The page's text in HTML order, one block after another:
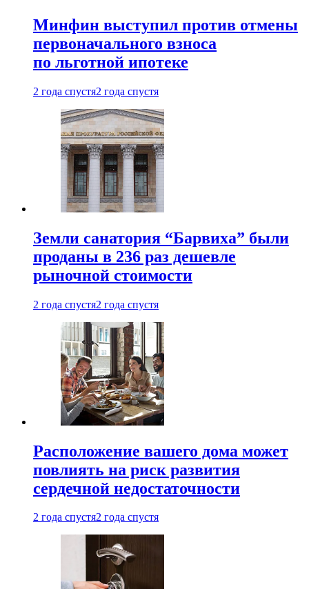
Минфин выступил против отмены
первоначального взноса
по льготной ипотеке
2 года спустя2 года спустя
Земли санатория “Барвиха” были
проданы в 236 раз дешевле
рыночной стоимости
2 года спустя2 года спустя
Расположение вашего дома может
повлиять на риск развития
сердечной недостаточности
2 года спустя2 года спустя